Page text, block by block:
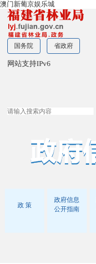
澳门新葡京娱乐城
国务院 省政府
网站支持IPv6
政 策
政府信息
公开指南